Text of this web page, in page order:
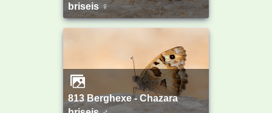
briseis ♀
813 Berghexe - Chazara